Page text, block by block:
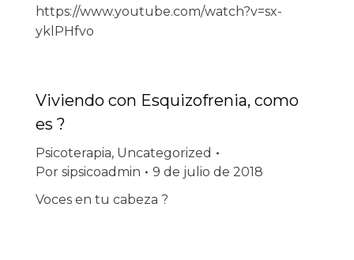
https://www.youtube.com/watch?v=sx-
yklPHfvo
Viviendo con Esquizofrenia, como
es ?
Psicoterapia, Uncategorized
Por sipsicoadmin
9 de julio de 2018
Voces en tu cabeza ?